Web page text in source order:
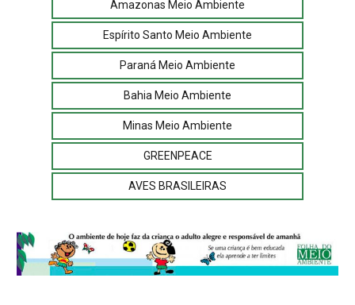
Amazonas Meio Ambiente
Espírito Santo Meio Ambiente
Paraná Meio Ambiente
Bahia Meio Ambiente
Minas Meio Ambiente
GREENPEACE
AVES BRASILEIRAS